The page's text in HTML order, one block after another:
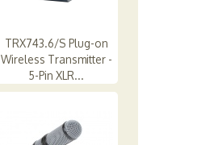
TRX743.6/S Plug-on
Wireless Transmitter -
5-Pin XLR...